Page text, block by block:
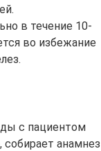
в течение 10-
во избежание
с пациентом
собирает анамнез